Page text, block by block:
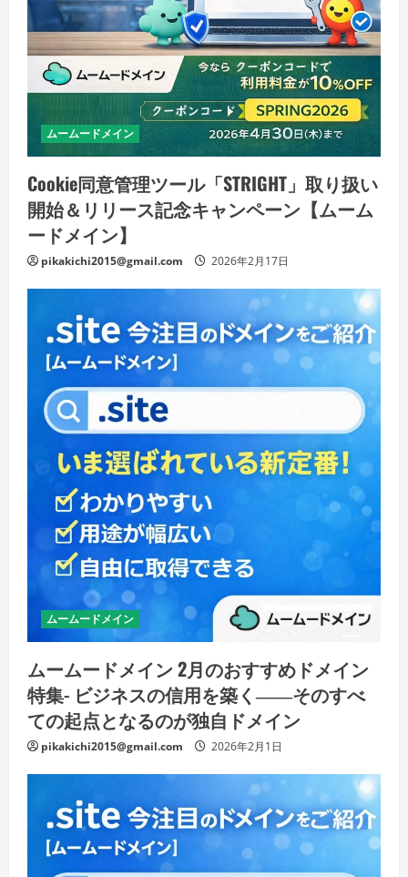
ムームードメイン
Cookie同意管理ツール「STRIGHT」取り扱い
開始＆リリース記念キャンペーン【ムーム
ードメイン】
pikakichi2015@gmail.com 2026年2月17日
ムームードメイン
ムームードメイン 2月のおすすめドメイン
特集- ビジネスの信用を築く――そのすべ
ての起点となるのが独自ドメイン
pikakichi2015@gmail.com 2026年2月1日